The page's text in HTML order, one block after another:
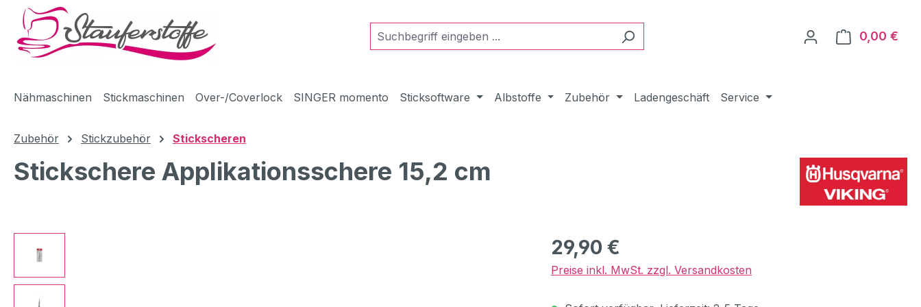
Hauptinhalt springen
Zur Suche springen
Zur Hauptnavigation springen
0,00 €
Nähmaschinen Stickmaschinen Over-/Coverlock SINGER momento Sticksoftware Albstoffe Zubehör Ladengeschäft Service
Zubehör Stickzubehör Stickscheren
Stickschere Applikationsschere 15,2 cm
Regulärer Preis:
29,90 €
Preise inkl. MwSt. zzgl. Versandkosten